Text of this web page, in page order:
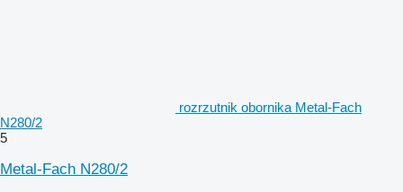
rozrzutnik obornika Metal-Fach
N280/2
5
Metal-Fach N280/2